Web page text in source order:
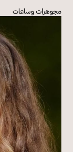
مجوهرات وساعات